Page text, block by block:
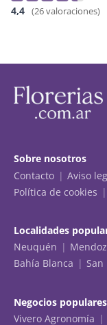
4,4 (26 valoraciones)
Sobre nosotros
Contacto
Aviso
Política de cookies
Localidades
Neuquén
Bahía Blanca
Negocios populares
Vivero Agronomía